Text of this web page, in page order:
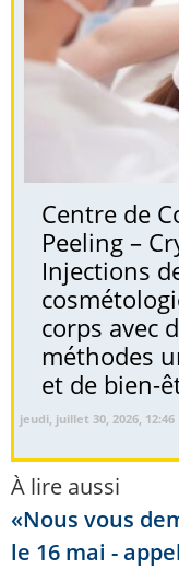
Centre de
Peeling –
Injections
corps avec
méthodes
et de bien-
jeudi, juillet 30, 2026, 12:46
À lire aussi
«Nous vous
le 16 mai -